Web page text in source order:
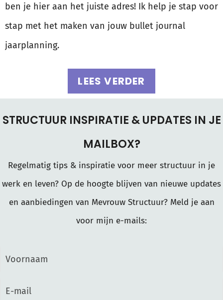
ben je hier aan het juiste adres! Ik help je stap voor
stap met het maken van jouw bullet journal
jaarplanning.
LEES VERDER
STRUCTUUR INSPIRATIE & UPDATES IN JE
MAILBOX?
Regelmatig tips & inspiratie voor meer structuur in je
werk en leven? Op de hoogte blijven van nieuwe updates
en aanbiedingen van Mevrouw Structuur? Meld je aan
voor mijn e-mails: